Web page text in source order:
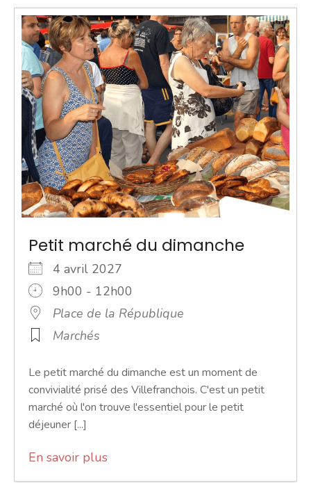
Petit marché du dimanche
4 avril 2027
9h00 - 12h00
Place de la République
Marchés
Le petit marché du dimanche est un moment de
convivialité prisé des Villefranchois. C'est un petit
marché où l'on trouve l'essentiel pour le petit
déjeuner [...]
En savoir plus